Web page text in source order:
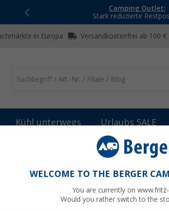
Camping Outlet:
Stark reduzierte
in Europa Versandkostenfrei ab 100 €
Kühl unterwegs Urlaubs SALE
Zubehör Einbau-Heizungen Truma
WELCOME TO THE BERGER
You are currently on
Would you rather switch to the